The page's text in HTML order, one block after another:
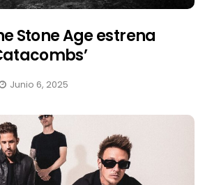
Stone Age estrena
Junio 6, 2025